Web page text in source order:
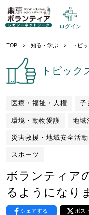
ログイン
TOP 知る・学ぶ トピ
トピック
医療・福祉・人権 子
環境・動物愛護 地域
災害救援・地域安全活動
スポーツ
ボランティア
るようになり
シェアする ポス